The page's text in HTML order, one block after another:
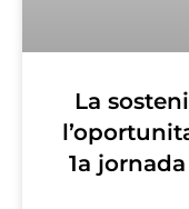
La
1a